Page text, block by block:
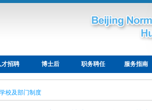
才招聘 博士后 职务聘任 服务指南
校及部门制度